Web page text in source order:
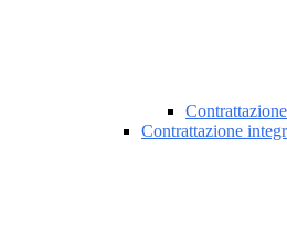
Contrattazione